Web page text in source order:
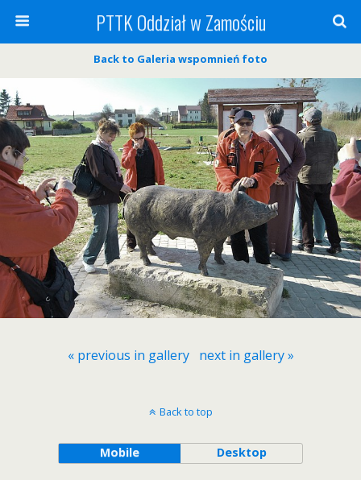
PTTK Oddział w Zamościu
Back to Galeria wspomnień foto
« previous in gallery next in gallery »
Back to top
Mobile Desktop